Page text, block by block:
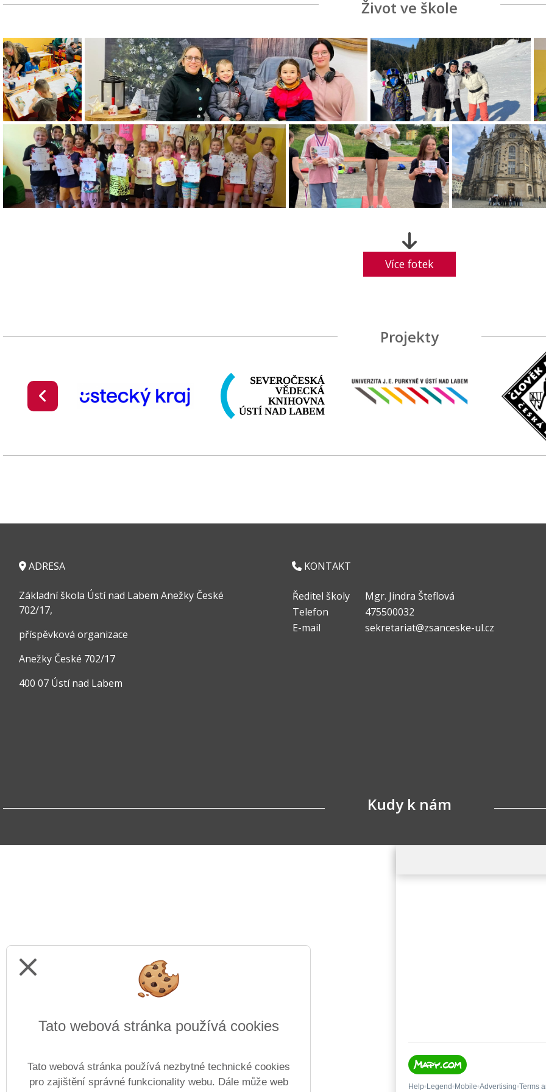
Život ve škole
Více fotek
Projekty
ADRESA
Základní škola Ústí nad Labem Anežky České
702/17,
příspěvková organizace
Anežky České 702/17
400 07 Ústí nad Labem
KONTAKT
Ředitel školy
Mgr. Jindra Šteflová
Telefon
475500032
E-mail
sekretariat@zsanceske-ul.cz
Kudy k nám
close
Tato webová stránka používá cookies
Tato webová stránka používá nezbytné technické cookies
pro zajištění správné funkcionality webu. Dále může web